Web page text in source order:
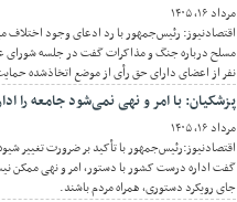
مرداد ۱۶, ۱۴۰۵
اقتصادنیوز: رئیس‌جمهور با رد ادعای وجود اختلاف
نفر از اعضای دارای حق رأی از موضع اتخاذشده
پزشکیان: با امر و نهی نمی‌شود جامعه را
مرداد ۱۶, ۱۴۰۵
اقتصادنیوز:رئیس‌جمهور با تأکید بر ضرورت تغییر
گفت اداره درست کشور با دستور، امر و نهی ممکن
جای رویکرد دستوری، همراه مردم باشند.